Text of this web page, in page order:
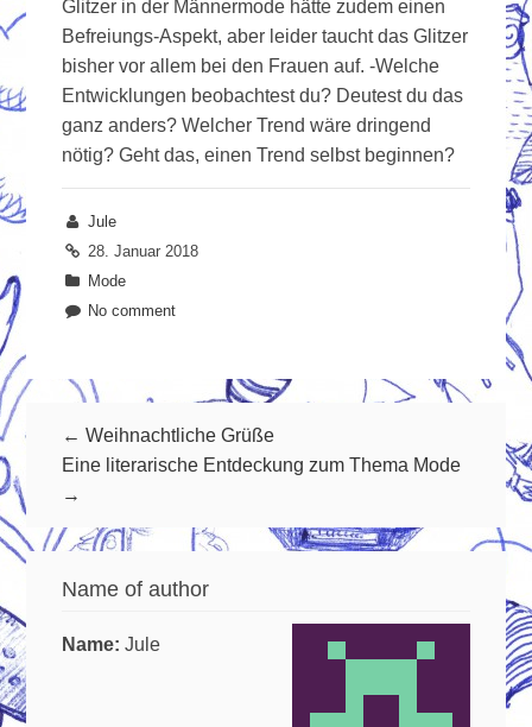
Glitzer in der Männermode hätte zudem einen
Befreiungs-Aspekt, aber leider taucht das Glitzer
bisher vor allem bei den Frauen auf. -Welche
Entwicklungen beobachtest du? Deutest du das
ganz anders? Welcher Trend wäre dringend
nötig? Geht das, einen Trend selbst beginnen?
Jule
28. Januar 2018
Mode
No comment
← Weihnachtliche Grüße
Eine literarische Entdeckung zum Thema Mode
→
Name of author
Name:Jule